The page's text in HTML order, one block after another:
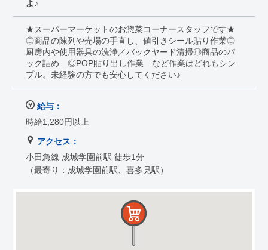
よ♪
★スーパーマーケットのお惣菜コーナースタッフです★
◎商品の陳列や売場の手直し、値引きシール貼り作業◎
厨房内や使用器具の洗浄／バックヤード清掃◎商品のパ
ック詰め ◎POP貼り出し作業 など作業はどれもシン
プル。未経験の方でも安心してください♪
給与：
時給1,280円以上
アクセス：
小田急線 成城学園前駅 徒歩1分
（最寄り：成城学園前駅、喜多見駅）